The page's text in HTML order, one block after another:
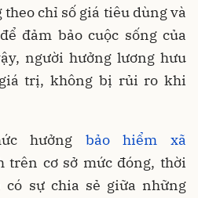
chỉ số giá tiêu dùng và
đảm bảo cuộc sống của
người hưởng lương hưu
trị, không bị rủi ro khi
hưởng bảo hiểm xã
trên cơ sở mức đóng, thời
có sự chia sẻ giữa những